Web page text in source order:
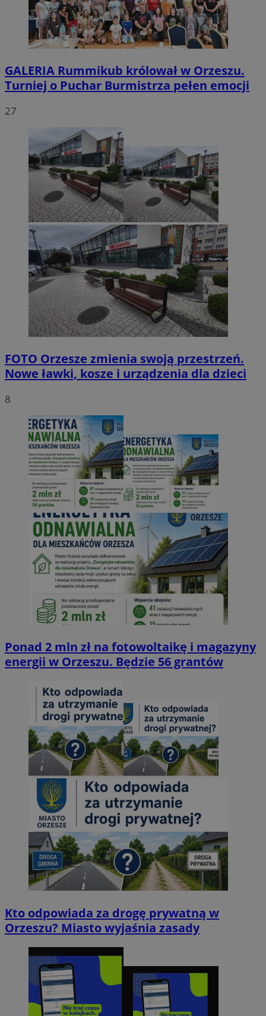
GALERIA Rummikub królował w Orzeszu.
Turniej o Puchar Burmistrza pełen emocji
27
FOTO Orzesze zmienia swoją przestrzeń.
Nowe ławki, kosze i urządzenia dla dzieci
8
Ponad 2 mln zł na fotowoltaikę i magazyny
energii w Orzeszu. Będzie 56 grantów
Kto odpowiada za drogę prywatną w
Orzeszu? Miasto wyjaśnia zasady